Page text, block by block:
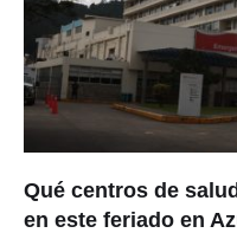
Qué centros de
en este feriado en